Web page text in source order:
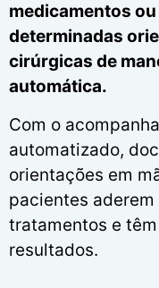
medicamentos
determinadas
cirúrgicas de
automática.
Com o
automatizado,
orientações em
pacientes aderem
tratamentos e
resultados.